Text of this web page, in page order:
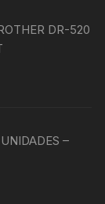
DR-520
–